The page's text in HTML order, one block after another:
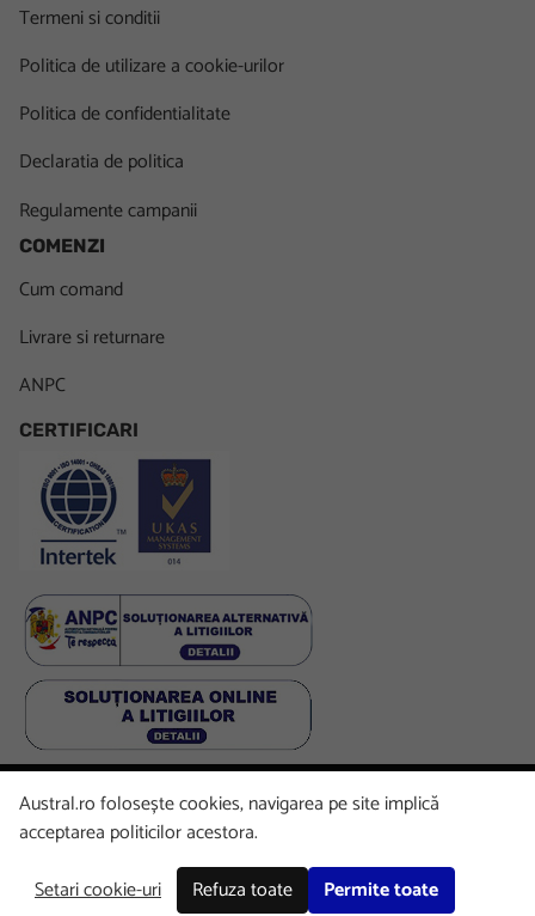
Termeni si conditii
Politica de utilizare a cookie-urilor
Politica de confidentialitate
Declaratia de politica
Regulamente campanii
COMENZI
Cum comand
Livrare si returnare
ANPC
CERTIFICARI
FacebookLinkedInInstagramYoutube
Copyright © 2026 Austral. All rights reserved.
Austral.ro folosește cookies, navigarea pe site implică
acceptarea politicilor acestora.
Setari cookie-uri
Refuza toate Permite toate